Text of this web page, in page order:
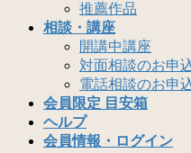
推薦作品
相談・講座
開講中講座
対面相談のお申
電話相談のお申
会員限定 目安箱
ヘルプ
会員情報・ログイン